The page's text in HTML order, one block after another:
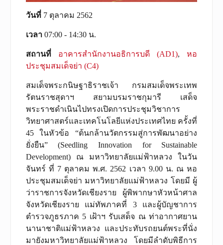
วันที่7 ตุลาคม 2562
เวลา07:00 - 14:30 น.
สถานที่ อาคารสำนักงานอธิการบดี (AD1),หอ
ประชุมสมเด็จย่า (C4)
สมเด็จพระกนิษฐาธิราชเจ้า กรมสมเด็จพระเทพ
รัตนราชสุดาฯ สยามบรมราชกุมารี เสด็จ
พระราชดำเนินไปทรงเปิดการประชุมวิชาการ
วิทยาศาสตร์และเทคโนโลยีแห่งประเทศไทย ครั้งที่
45 ในหัวข้อ “ต้นกล้านวัตกรรมสู่การพัฒนาอย่าง
ยั่งยืน” (Seedling Innovation for Sustainable
Development) ณ มหาวิทยาลัยแม่ฟ้าหลวง ในวัน
จันทร์ ที่ 7 ตุลาคม พ.ศ. 2562 เวลา 9.00 น. ณ หอ
ประชุมสมเด็จย่า มหาวิทยาลัยแม่ฟ้าหลวง โดยมี ผู้
ว่าราชการจังหวัดเชียงราย ผู้พิพากษาหัวหน้าศาล
จังหวัดเชียงราย แม่ทัพภาคที่ 3 และผู้บัญชาการ
ตำรวจภูธรภาค 5 เฝ้าฯ รับเสด็จ ณ ท่าอากาศยาน
นานาชาติแม่ฟ้าหลวง และประทับรถยนต์พระที่นั่ง
มายังมหาวิทยาลัยแม่ฟ้าหลวง โดยมีลำดับพิธีการ